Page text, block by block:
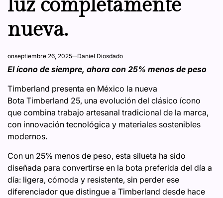
luz completamente
nueva.
onseptiembre 26, 2025 Daniel Diosdado
El ícono de siempre, ahora con 25% menos de peso
Timberland presenta en México la nueva
Bota Timberland 25, una evolución del clásico ícono
que combina trabajo artesanal tradicional de la marca,
con innovación tecnológica y materiales sostenibles
modernos.
Con un 25% menos de peso, esta silueta ha sido
diseñada para convertirse en la bota preferida del día a
día: ligera, cómoda y resistente, sin perder ese
diferenciador que distingue a Timberland desde hace